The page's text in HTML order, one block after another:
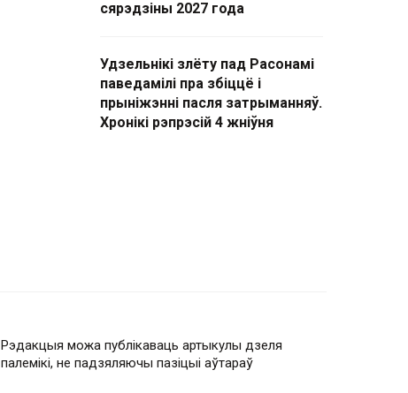
сярэдзіны 2027 года
Удзельнікі злёту пад Расонамі
паведамілі пра збіццё і
прыніжэнні пасля затрыманняў.
Хронікі рэпрэсій 4 жніўня
Рэдакцыя можа публікаваць артыкулы дзеля
палемікі, не падзяляючы пазіцыі аўтараў